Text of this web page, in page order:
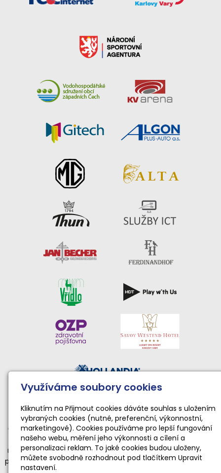
Národní sportovní agentura • Karlovarský kraj • Statutární
město Karlovy Vary
Činnost TopGym Karlovy Vary pro rok 2026 byla podpořena
dotací Národní sportovní agentury ve výši 169 100 Kč
na zabezpečení sportovní, tělovýchovné a organizační funkce
příjemce dotace realizující sportovní aktivity dětí a mládeže ve
Využíváme soubory cookies
Kliknutím na Přijmout cookies dáváte souhlas s uložením
vybraných cookies (nutné, preferenční, výkonnostní,
marketingové). Cookies používáme pro lepší fungování
našeho webu, měření jeho výkonnosti a cílení a
personalizaci reklam. To jaké cookies budou uloženy,
můžete svobodně rozhodnout pod tlačítkem Upravit
nastavení.